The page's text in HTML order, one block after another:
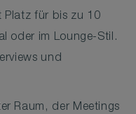
Platz für bis zu 10
oder im Lounge-Stil.
und
Raum, der Meetings